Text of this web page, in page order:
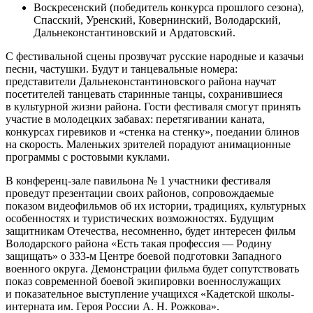
Воскресенский (победитель конкурса прошлого сезона),
Спасский, Уренский, Ковернинский, Володарский,
Дальнеконстантиновский и Ардатовский.
С фестивальной сцены прозвучат русские народные и казачьи
песни, частушки. Будут и танцевальные номера:
представители Дальнеконстантиновского района научат
посетителей танцевать старинные танцы, сохранившиеся
в культурной жизни района. Гости фестиваля смогут принять
участие в молодецких забавах: перетягивании каната,
конкурсах гиревиков и «стенка на стенку», поедании блинов
на скорость. Маленьких зрителей порадуют анимационные
программы с ростовыми куклами.
В конференц-зале павильона № 1 участники фестиваля
проведут презентации своих районов, сопровождаемые
показом видеофильмов об их истории, традициях, культурных
особенностях и туристических возможностях. Будущим
защитникам Отечества, несомненно, будет интересен фильм
Володарского района «Есть такая профессия — Родину
защищать» о 333-м Центре боевой подготовки Западного
военного округа. Демонстрации фильма будет сопутствовать
показ современной боевой экипировки военнослужащих
и показательное выступление учащихся «Кадетской школы-
интерната им. Героя России А. Н. Рожкова».